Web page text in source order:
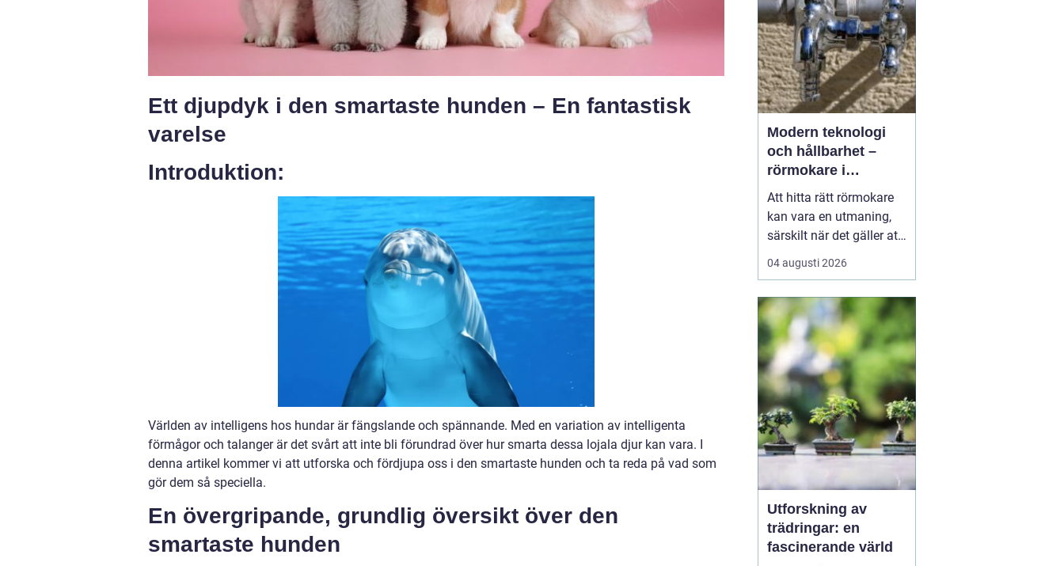
Ett djupdyk i den smartaste hunden – En fantastisk
varelse
Introduktion:
Världen av intelligens hos hundar är fängslande och spännande. Med en variation av intelligenta
förmågor och talanger är det svårt att inte bli förundrad över hur smarta dessa lojala djur kan vara. I
denna artikel kommer vi att utforska och fördjupa oss i den smartaste hunden och ta reda på vad som
gör dem så speciella.
En övergripande, grundlig översikt över den
smartaste hunden
en stark bas för sågverk
som k...
Modern teknologi
och hållbarhet –
rörmokare i
Jämtland
Att hitta rätt rörmokare
kan vara en utmaning,
särskilt när det gäller att
välja bland många
erbjudanden på en
Jämtland. Kvalificerade
rörmokare är viktiga för
att s&aum...
04 augusti 2026
Utforskning av
trädringar: en
fascinerande värld